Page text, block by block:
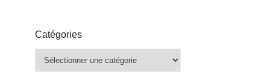
Catégories